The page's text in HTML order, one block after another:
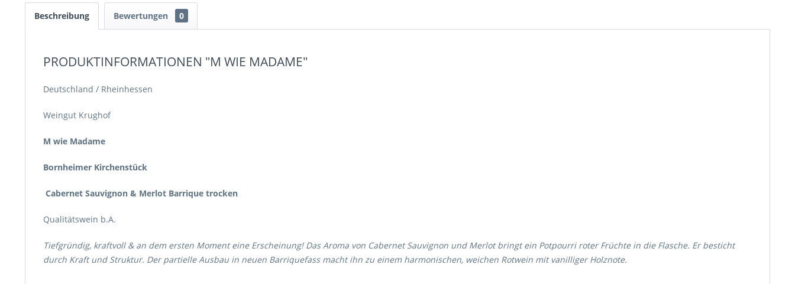
Beschreibung Bewertungen 0
PRODUKTINFORMATIONEN "M WIE MADAME"
Deutschland / Rheinhessen
Weingut Krughof
M wie Madame
Bornheimer Kirchenstück
Cabernet Sauvignon & Merlot Barrique trocken
Qualitätswein b.A.
Tiefgründig, kraftvoll & an dem ersten Moment eine Erscheinung! Das Aroma von Cabernet Sauvignon und Merlot bringt ein Potpourri roter Früchte in die Flasche. Er besticht
durch Kraft und Struktur. Der partielle Ausbau in neuen Barriquefass macht ihn zu einem harmonischen, weichen Rotwein mit vanilliger Holznote.